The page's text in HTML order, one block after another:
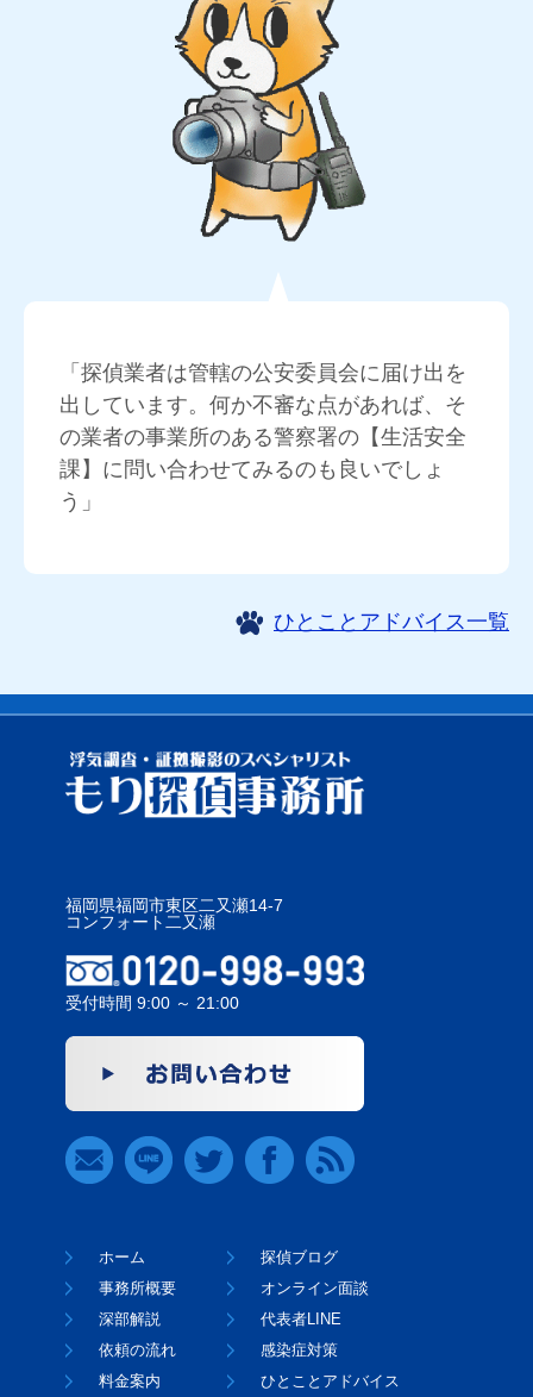
「探偵業者は管轄の公安委員会に届け出を
出しています。何か不審な点があれば、そ
の業者の事業所のある警察署の【生活安全
課】に問い合わせてみるのも良いでしょ
う」
ひとことアドバイス一覧
福岡県福岡市東区二又瀬14-7
コンフォート二又瀬
受付時間 9:00 ～ 21:00
ホーム
事務所概要
深部解説
依頼の流れ
料金案内
探偵ブログ
オンライン面談
代表者LINE
感染症対策
ひとことアドバイス